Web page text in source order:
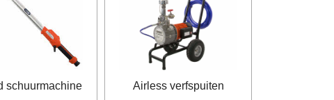
schuurmachine Airless verfspuiten